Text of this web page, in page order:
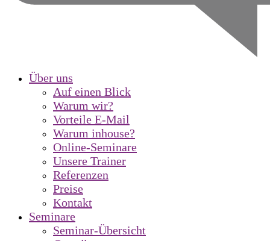
Über uns
Auf einen Blick
Warum wir?
Vorteile E-Mail
Warum inhouse?
Online-Seminare
Unsere Trainer
Referenzen
Preise
Kontakt
Seminare
Seminar-Übersicht